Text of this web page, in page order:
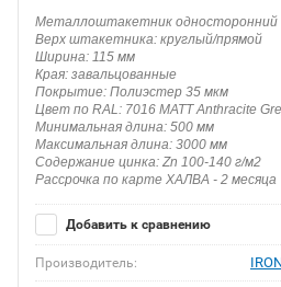
Металлоштакетник односторонний
Верх штакетника: круглый/прямой
Ширина: 115 мм
Края: завальцованные
Покрытие: Полиэстер 35 мкм
Цвет по RAL: 7016 MATT Anthracite
Минимальная длина: 500 мм
Максимальная длина: 3000 мм
Содержание цинка: Zn 100-140 г/м2
Рассрочка по карте ХАЛВА - 2 месяца
Добавить к сравнению
Производитель: